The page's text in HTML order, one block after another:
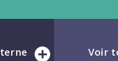
Voir